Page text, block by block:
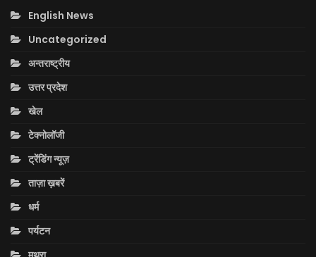
English News
Uncategorized
अन्तराष्ट्रीय
उत्तर प्रदेश
खेल
टेक्नोलॉजी
ट्रेंडिंग न्यूज़
ताज़ा ख़बरें
धर्म
पर्यटन